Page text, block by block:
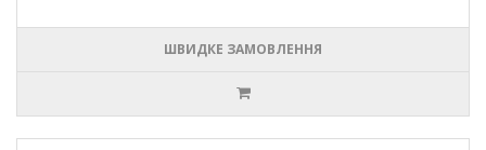
ШВИДКЕ ЗАМОВЛЕННЯ